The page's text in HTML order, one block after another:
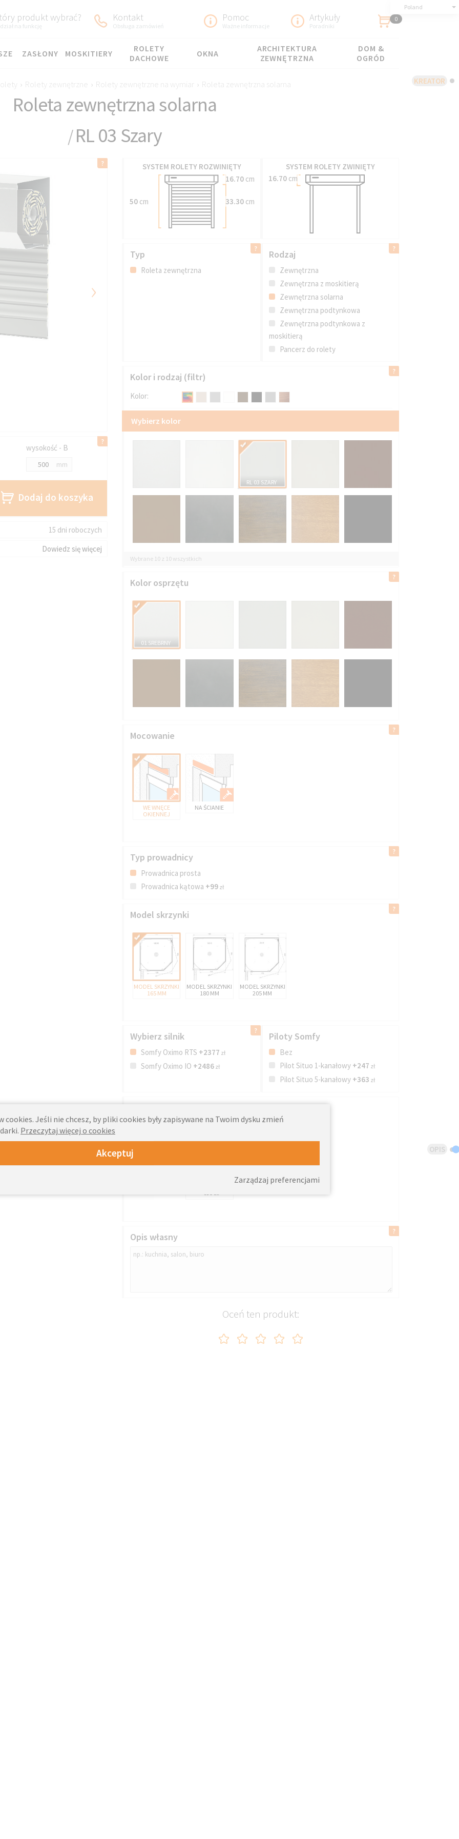
KREATOR
OPIS
Poland
produkt wybrać?
na funkcję
Kontakt
Obsługa zamówień
Pomoc
Ważne informacje
Artykuły
Poradniki
0
ZASŁONY MOSKITIERY
ROLETY
DACHOWE
OKNA
ARCHITEKTURA
ZEWNĘTRZNA
DOM &
OGRÓD
› Rolety zewnętrzne › Rolety zewnętrzne na wymiar › Roleta zewnętrzna solarna
Roleta zewnętrzna solarna
/RL 03 Szary
›
wysokość - B
mm
Dodaj do koszyka
15 dni roboczych
Dowiedz się więcej
SYSTEM ROLETY ROZWINIĘTY
50 cm
16.70cm
33.30cm
SYSTEM ROLETY ZWINIĘTY
16.70cm
Typ
Roleta zewnętrzna
Rodzaj
Zewnętrzna
Zewnętrzna z moskitierą
Zewnętrzna solarna
Zewnętrzna podtynkowa
Zewnętrzna podtynkowa z
moskitierą
Pancerz do rolety
Kolor i rodzaj (filtr)
Kolor:
Wybierz kolor
RL 03 SZARY
Wybrane 10 z 10 wszystkich
Kolor osprzętu
01 SREBRNY
Mocowanie
WE WNĘCE
OKIENNEJ
NA ŚCIANIE
Typ prowadnicy
Prowadnica prosta
Prowadnica kątowa +99 zł
Model skrzynki
MODEL SKRZYNKI
165 MM
MODEL SKRZYNKI
180 MM
MODEL SKRZYNKI
205 MM
Wybierz silnik
Somfy Oximo RTS +2377 zł
Somfy Oximo IO +2486 zł
Piloty Somfy
Bez
Pilot Situo 1-kanałowy +247 zł
Pilot Situo 5-kanałowy +363 zł
ZŁ
Opis własny
Oceń ten produkt:
cookies. Jeśli nie chcesz, by pliki cookies były zapisywane na Twoim dysku zmień
Przeczytaj więcej o cookies
Akceptuj
Zarządzaj preferencjami